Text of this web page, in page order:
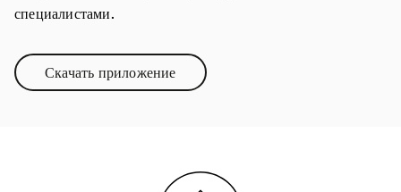
специалистами.
Скачать приложениеLink Opens in New Tab